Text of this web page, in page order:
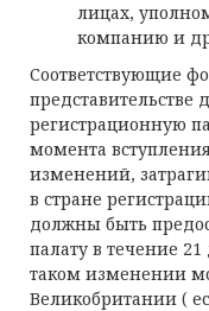
лицах,
компанию и
Соответствующие
регистрационную
момента
изменений,
в стране
должны быть
палату в течение
таком изменении
Великобритании (